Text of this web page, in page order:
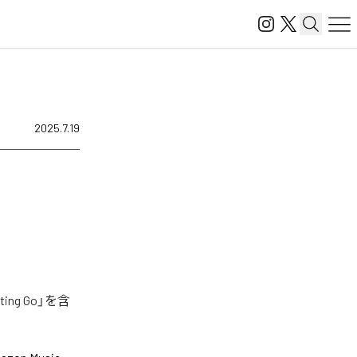
2025.7.19
Go」を含